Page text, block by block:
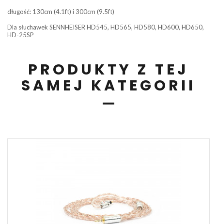
długość: 130cm (4.1ft) i 300cm (9.5ft)
Dla słuchawek SENNHEISER HD545, HD565, HD580, HD600, HD650,
HD-25SP
PRODUKTY Z TEJ
SAMEJ KATEGORII